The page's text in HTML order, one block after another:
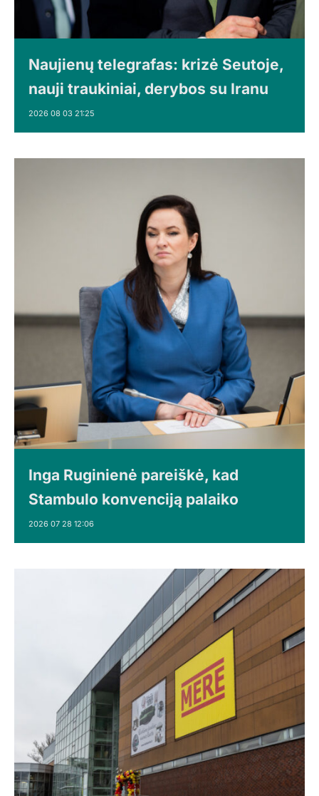
Naujienų telegrafas: krizė Seutoje,
nauji traukiniai, derybos su Iranu
2026 08 03 21:25
Inga Ruginienė pareiškė, kad
Stambulo konvenciją palaiko
2026 07 28 12:06